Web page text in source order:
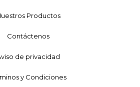
Productos
Contáctenos
de privacidad
y Condiciones